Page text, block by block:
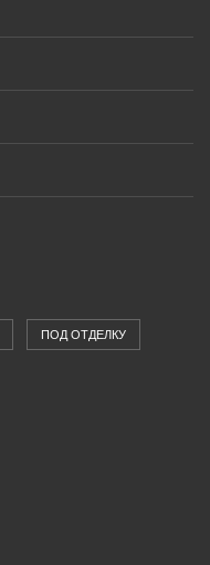
ПОД ОТДЕЛКУ